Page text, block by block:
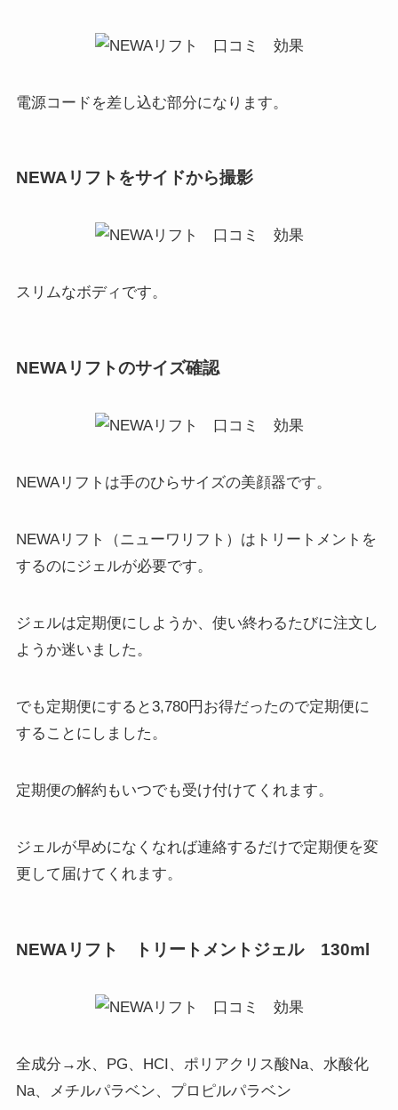
電源コードを差し込む部分になります。
NEWAリフトをサイドから撮影
スリムなボディです。
NEWAリフトのサイズ確認
NEWAリフトは手のひらサイズの美顔器です。
NEWAリフト（ニューワリフト）はトリートメントを
するのにジェルが必要です。
ジェルは定期便にしようか、使い終わるたびに注文し
ようか迷いました。
でも定期便にすると3,780円お得だったので定期便に
することにしました。
定期便の解約もいつでも受け付けてくれます。
ジェルが早めになくなれば連絡するだけで定期便を変
更して届けてくれます。
NEWAリフト トリートメントジェル 130ml
全成分→水、PG、HCI、ポリアクリス酸Na、水酸化
Na、メチルパラベン、プロピルパラベン